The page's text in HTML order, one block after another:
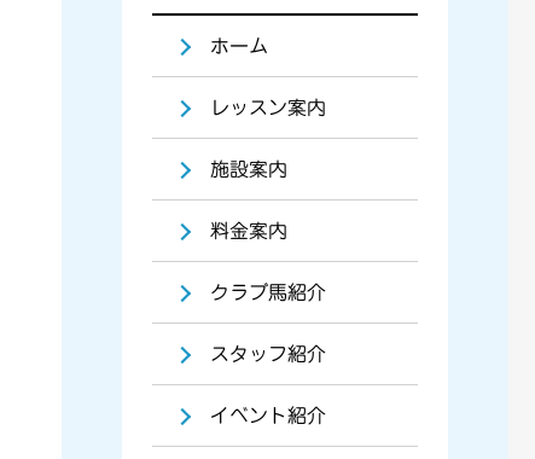
ホーム
レッスン案内
施設案内
料金案内
クラブ馬紹介
スタッフ紹介
イベント紹介